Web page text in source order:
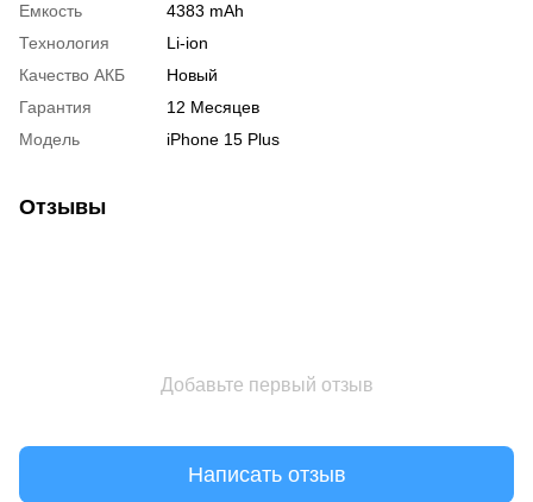
Емкость
4383 mAh
Технология
Li-ion
Качество АКБ
Новый
Гарантия
12 Месяцев
Модель
iPhone 15 Plus
Отзывы
Добавьте первый отзыв
Написать отзыв